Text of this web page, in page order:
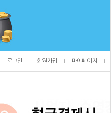
로그인 회원가입 마이페이지